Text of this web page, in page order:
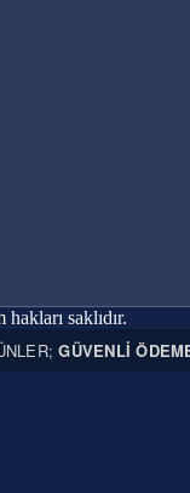
saklıdır.
GÜVENLI